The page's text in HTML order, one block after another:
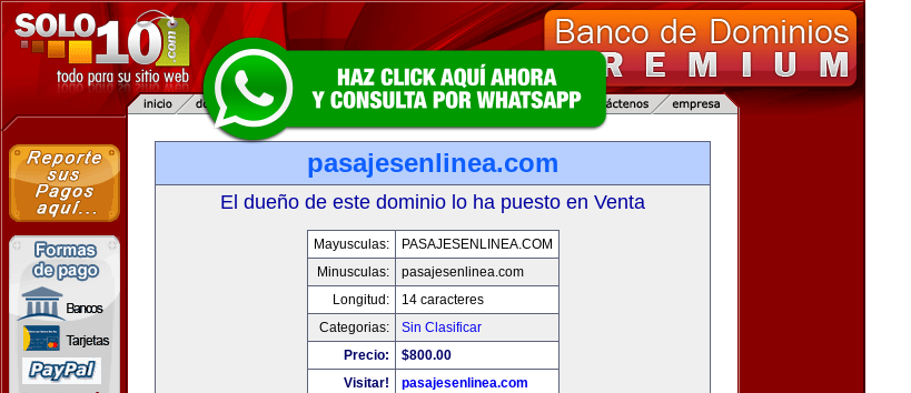
pasajesenlinea.com
El dueño de este dominio lo ha puesto en Venta
Mayusculas:
PASAJESENLINEA.COM
Minusculas:
pasajesenlinea.com
Longitud:
14 caracteres
Categorias:
Sin Clasificar
Precio:
$800.00
Visitar!
pasajesenlinea.com